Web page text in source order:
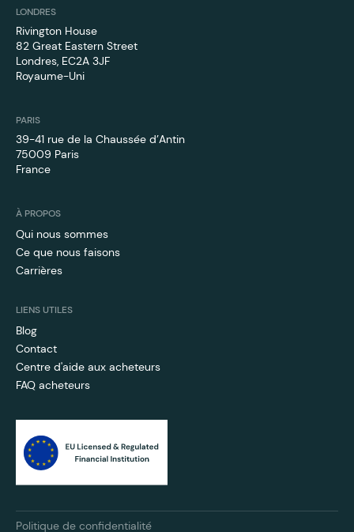
LONDRES
Rivington House
82 Great Eastern Street
Londres, EC2A 3JF
Royaume-Uni
PARIS
39-41 rue de la Chaussée d’Antin
75009 Paris
France
À PROPOS
Qui nous sommes
Ce que nous faisons
Carrières
LIENS UTILES
Blog
Contact
Centre d'aide aux acheteurs
FAQ acheteurs
Politique de confidentialité